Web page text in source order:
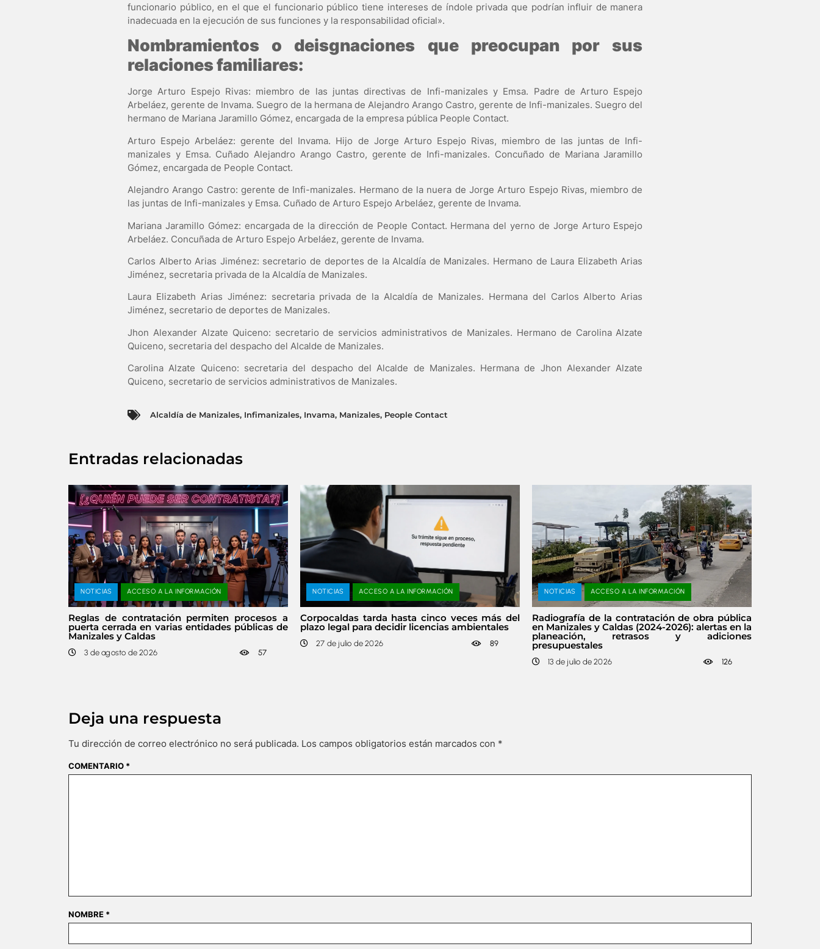
funcionario público, en el que el funcionario público tiene intereses de índole privada que podrían influir de manera
inadecuada en la ejecución de sus funciones y la responsabilidad oficial».
Nombramientos o deisgnaciones que preocupan por sus
relaciones familiares:
Jorge Arturo Espejo Rivas: miembro de las juntas directivas de Infi-manizales y Emsa. Padre de Arturo Espejo
Arbeláez, gerente de Invama. Suegro de la hermana de Alejandro Arango Castro, gerente de Infi-manizales. Suegro del
hermano de Mariana Jaramillo Gómez, encargada de la empresa pública People Contact.
Arturo Espejo Arbeláez: gerente del Invama. Hijo de Jorge Arturo Espejo Rivas, miembro de las juntas de Infi-
manizales y Emsa. Cuñado Alejandro Arango Castro, gerente de Infi-manizales. Concuñado de Mariana Jaramillo
Gómez, encargada de People Contact.
Alejandro Arango Castro: gerente de Infi-manizales. Hermano de la nuera de Jorge Arturo Espejo Rivas, miembro de
las juntas de Infi-manizales y Emsa. Cuñado de Arturo Espejo Arbeláez, gerente de Invama.
Mariana Jaramillo Gómez: encargada de la dirección de People Contact. Hermana del yerno de Jorge Arturo Espejo
Arbeláez. Concuñada de Arturo Espejo Arbeláez, gerente de Invama.
Carlos Alberto Arias Jiménez: secretario de deportes de la Alcaldía de Manizales. Hermano de Laura Elizabeth Arias
Jiménez, secretaria privada de la Alcaldía de Manizales.
Laura Elizabeth Arias Jiménez: secretaria privada de la Alcaldía de Manizales. Hermana del Carlos Alberto Arias
Jiménez, secretario de deportes de Manizales.
Jhon Alexander Alzate Quiceno: secretario de servicios administrativos de Manizales. Hermano de Carolina Alzate
Quiceno, secretaria del despacho del Alcalde de Manizales.
Carolina Alzate Quiceno: secretaria del despacho del Alcalde de Manizales. Hermana de Jhon Alexander Alzate
Quiceno, secretario de servicios administrativos de Manizales.
Alcaldía de Manizales, Infimanizales, Invama, Manizales, People Contact
Entradas relacionadas
NOTICIAS ACCESO A LA INFORMACIÓN
Reglas de contratación permiten procesos a
puerta cerrada en varias entidades públicas de
Manizales y Caldas
3 de agosto de 2026 57
NOTICIAS ACCESO A LA INFORMACIÓN
Corpocaldas tarda hasta cinco veces más del
plazo legal para decidir licencias ambientales
27 de julio de 2026 89
NOTICIAS ACCESO A LA INFORMACIÓN
Radiografía de la contratación de obra pública
en Manizales y Caldas (2024-2026): alertas en la
planeación, retrasos y adiciones
presupuestales
13 de julio de 2026 126
Deja una respuesta
Tu dirección de correo electrónico no será publicada. Los campos obligatorios están marcados con *
COMENTARIO *
NOMBRE *